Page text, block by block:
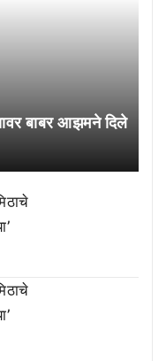
बाबर आझमने दिले